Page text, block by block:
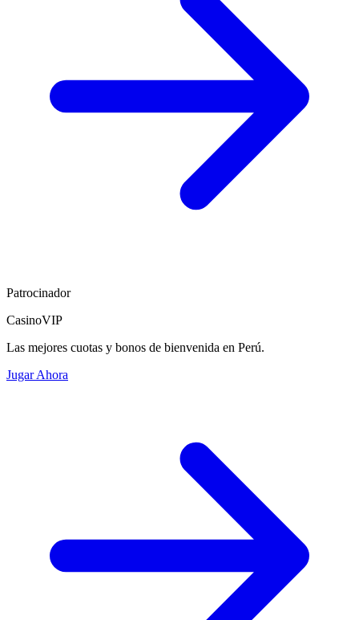
Patrocinador
CasinoVIP
Las mejores cuotas y bonos de bienvenida en Perú.
Jugar Ahora